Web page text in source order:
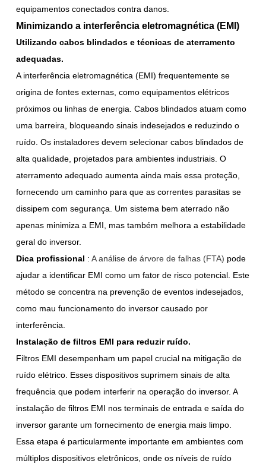
equipamentos conectados contra danos.
Minimizando a interferência eletromagnética (EMI)
Utilizando cabos blindados e técnicas de aterramento
adequadas.
A interferência eletromagnética (EMI) frequentemente se
origina de fontes externas, como equipamentos elétricos
próximos ou linhas de energia. Cabos blindados atuam como
uma barreira, bloqueando sinais indesejados e reduzindo o
ruído. Os instaladores devem selecionar cabos blindados de
alta qualidade, projetados para ambientes industriais. O
aterramento adequado aumenta ainda mais essa proteção,
fornecendo um caminho para que as correntes parasitas se
dissipem com segurança. Um sistema bem aterrado não
apenas minimiza a EMI, mas também melhora a estabilidade
geral do inversor.
Dica profissional : A análise de árvore de falhas (FTA) pode
ajudar a identificar EMI como um fator de risco potencial. Este
método se concentra na prevenção de eventos indesejados,
como mau funcionamento do inversor causado por
interferência.
Instalação de filtros EMI para reduzir ruído.
Filtros EMI desempenham um papel crucial na mitigação de
ruído elétrico. Esses dispositivos suprimem sinais de alta
frequência que podem interferir na operação do inversor. A
instalação de filtros EMI nos terminais de entrada e saída do
inversor garante um fornecimento de energia mais limpo.
Essa etapa é particularmente importante em ambientes com
múltiplos dispositivos eletrônicos, onde os níveis de ruído